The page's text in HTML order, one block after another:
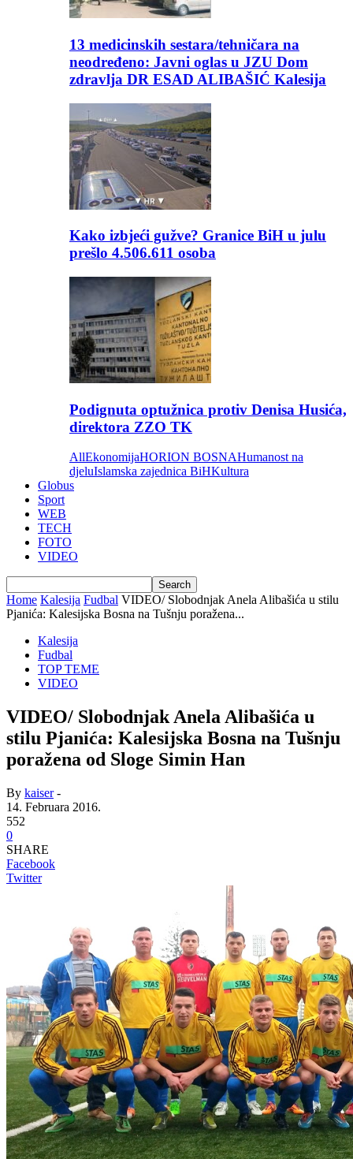
13 medicinskih sestara/tehničara na
neodređeno: Javni oglas u JZU Dom
zdravlja DR ESAD ALIBAŠIĆ Kalesija
Kako izbjeći gužve? Granice BiH u julu
prešlo 4.506.611 osoba
Podignuta optužnica protiv Denisa Husića,
direktora ZZO TK
AllEkonomijaHORION BOSNAHumanost na
djeluIslamska zajednica BiHKultura
Globus
Sport
WEB
TECH
FOTO
VIDEO
Home Kalesija Fudbal VIDEO/ Slobodnjak Anela Alibašića u stilu
Pjanića: Kalesijska Bosna na Tušnju poražena...
Kalesija
Fudbal
TOP TEME
VIDEO
VIDEO/ Slobodnjak Anela Alibašića u
stilu Pjanića: Kalesijska Bosna na Tušnju
poražena od Sloge Simin Han
By kaiser-
14. Februara 2016.
552
0
SHARE
Facebook
Twitter